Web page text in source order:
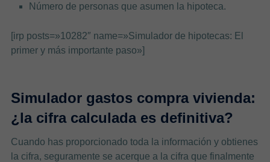
Número de personas que asumen la hipoteca.
[irp posts=»10282″ name=»Simulador de hipotecas: El
primer y más importante paso»]
Simulador gastos compra vivienda:
¿la cifra calculada es definitiva?
Cuando has proporcionado toda la información y obtienes
la cifra, seguramente se acerque a la cifra que finalmente